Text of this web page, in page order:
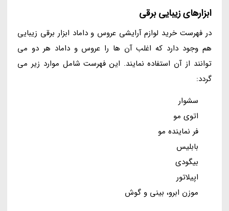
ابزارهای زیبایی برقی
در فهرست خرید لوازم آرایشی عروس و داماد ابزار برقی زیبایی
هم وجود دارد که اغلب آن ها را عروس و داماد هر دو می
توانند از آن استفاده نمایند. این فهرست شامل موارد زیر می
گردد:
سشوار
اتوی مو
فر نماینده مو
بابلیس
بیگودی
اپیلاتور
موزن ابرو، بینی و گوش